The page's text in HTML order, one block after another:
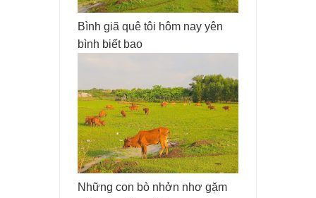
Bình giã quê tôi hôm nay yên
bình biết bao
Những con bò nhởn nhơ gặm